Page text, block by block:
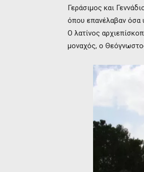
Γεράσιμος και
όπου επανέλαβαν όσα
Ο λατίνος
μοναχός, ο